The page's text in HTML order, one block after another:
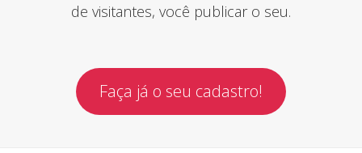
de visitantes, você publicar o seu.
Faça já o seu cadastro!